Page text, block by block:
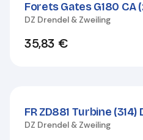
Forets Gates G180 CA
DZ Drendel & Zweiling
35,83 €
FR ZD881 Turbine (314)
DZ Drendel & Zweiling